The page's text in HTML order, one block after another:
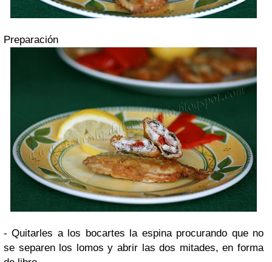
Preparación
- Quitarles a los bocartes la espina procurando que no
se separen los lomos y abrir las dos mitades, en forma